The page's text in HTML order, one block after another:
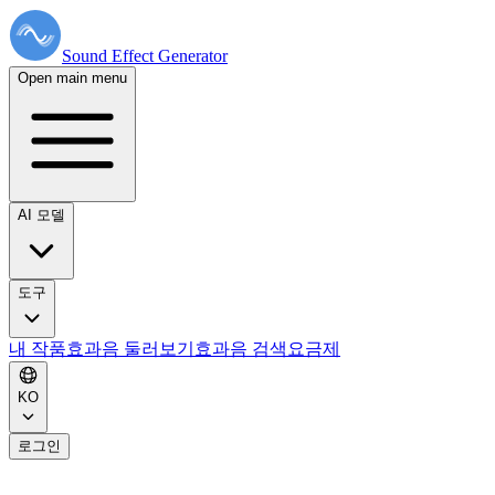
Sound Effect Generator
Open main menu
AI 모델
도구
내 작품효과음 둘러보기 효과음 검색 요금제
KO
로그인